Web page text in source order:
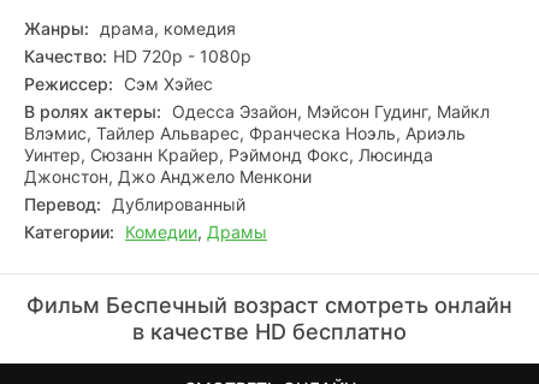
Жанры:
драма, комедия
Качество: HD 720p - 1080p
Режиссер: Сэм Хэйес
В ролях актеры: Одесса Эзайон, Мэйсон Гудинг, Майкл
Влэмис, Тайлер Альварес, Франческа Ноэль, Ариэль
Уинтер, Сюзанн Крайер, Рэймонд Фокс, Люсинда
Джонстон, Джо Анджело Менкони
Перевод:
Дублированный
Категории:
Комедии, Драмы
Фильм Беспечный возраст смотреть онлайн
в качестве HD бесплатно